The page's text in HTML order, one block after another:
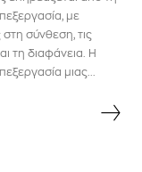
με
στη σύνθεση, τις
τη διαφάνεια. Η
μιας...